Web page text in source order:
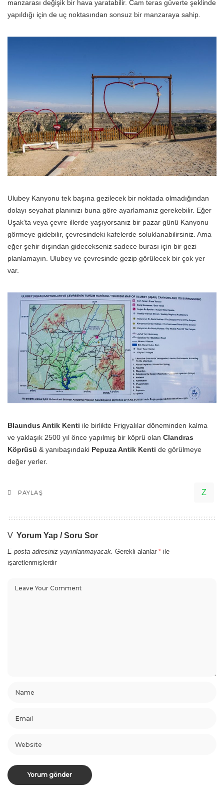
manzarası değişik bir hava yaratabilir. Cam teras güverte şeklinde
yapıldığı için de uç noktasından sonsuz bir manzaraya sahip.
Ulubey Kanyonu tek başına gezilecek bir noktada olmadığından
dolayı seyahat planınızı buna göre ayarlamanız gerekebilir. Eğer
Uşak’ta veya çevre illerde yaşıyorsanız bir pazar günü Kanyonu
görmeye gidebilir, çevresindeki kafelerde soluklanabilirsiniz. Ama
eğer şehir dışından gidecekseniz sadece burası için bir gezi
planlamayın. Ulubey ve çevresinde gezip görülecek bir çok yer
var.
Blaundus Antik Kenti ile birlikte Frigyalılar döneminden kalma
ve yaklaşık 2500 yıl önce yapılmış bir köprü olan Clandras
Köprüsü & yanıbaşındaki Pepuza Antik Kenti de görülmeye
değer yerler.
PAYLAŞ
Yorum Yap / Soru Sor
E-posta adresiniz yayınlanmayacak. Gerekli alanlar * ile
işaretlenmişlerdir